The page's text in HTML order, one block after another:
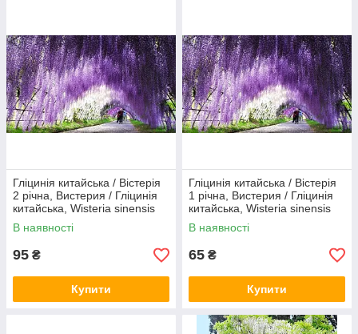
Гліцинія китайська / Вістерія
2 річна, Вистерия / Гліцинія
китайська, Wisteria sinensis
В наявності
95 ₴
Купити
Гліцинія китайська / Вістерія
1 річна, Вистерия / Гліцинія
китайська, Wisteria sinensis
В наявності
65 ₴
Купити